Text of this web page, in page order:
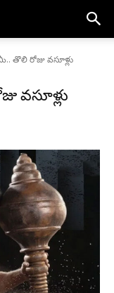
తొలి రోజు వసూళ్లు
వసూళ్లు